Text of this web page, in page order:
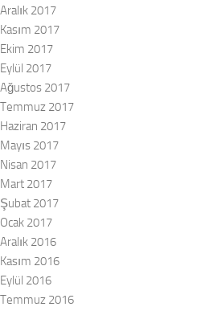
Aralık 2017
Kasım 2017
Ekim 2017
Eylül 2017
Ağustos 2017
Temmuz 2017
Haziran 2017
Mayıs 2017
Nisan 2017
Mart 2017
Şubat 2017
Ocak 2017
Aralık 2016
Kasım 2016
Eylül 2016
Temmuz 2016